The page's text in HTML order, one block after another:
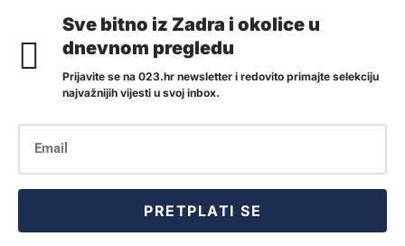
Sve bitno iz Zadra i okolice u
dnevnom pregledu
Prijavite se na 023.hr newsletter i redovito primajte selekciju
najvažnijih vijesti u svoj inbox.
PRETPLATI SE